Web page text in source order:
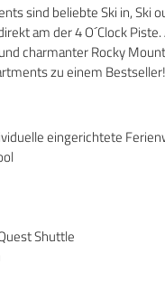
sind beliebte Ski in, Ski
am der 4 O´Clock
charmanter Rocky
zu einem Bestseller!
eingerichtete
Shuttle